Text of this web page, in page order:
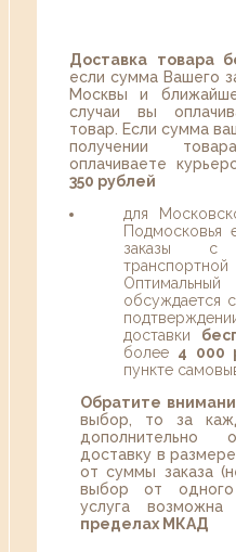
Доставка товара
если сумма Вашего
Москвы и
случаи вы
товар. Если сумма
получении
оплачиваете
350 рублей
для
Подмосковья
заказы с
обсуждается
доставки
более 4 000
пункте
Обратите
выбор, то за
дополнительно
доставку в
от суммы заказа
выбор от одного
услуга
пределах МКАД